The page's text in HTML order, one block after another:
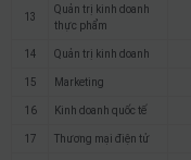
13
Quản trị kinh doanh
thực phẩm
14 Quản trị kinh doanh
15 Marketing
16 Kinh doanh quốc tế
17 Thương mại điện tử